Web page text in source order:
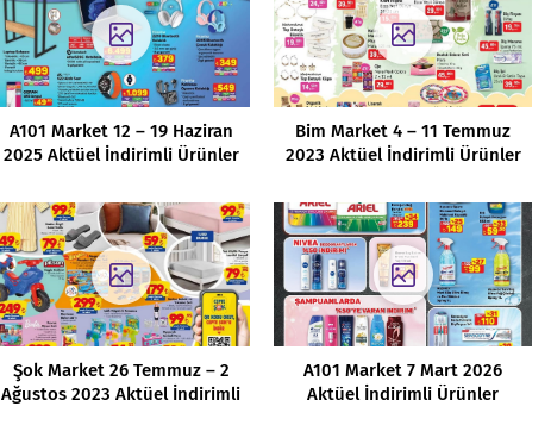
A101 Market 12 – 19 Haziran
2025 Aktüel İndirimli Ürünler
Bim Market 4 – 11 Temmuz
2023 Aktüel İndirimli Ürünler
Şok Market 26 Temmuz – 2
Ağustos 2023 Aktüel İndirimli
A101 Market 7 Mart 2026
Aktüel İndirimli Ürünler